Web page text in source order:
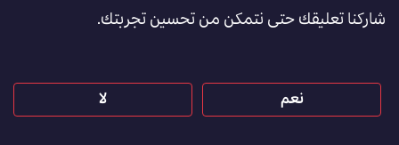
[AR]
شاركنا تعليقك حتى نتمكن من تحسين تجربتك.
نعم لا